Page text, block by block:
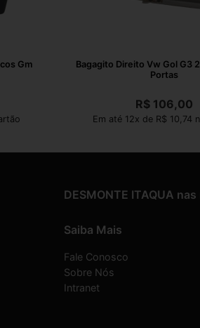
Gm
Bagagito Direito Vw Gol G3
Portas
R$106,00
Em até 12x de R$ 10,74
DESMONTE ITAQUA nas
Saiba Mais
Fale Conosco
Sobre Nós
Intranet